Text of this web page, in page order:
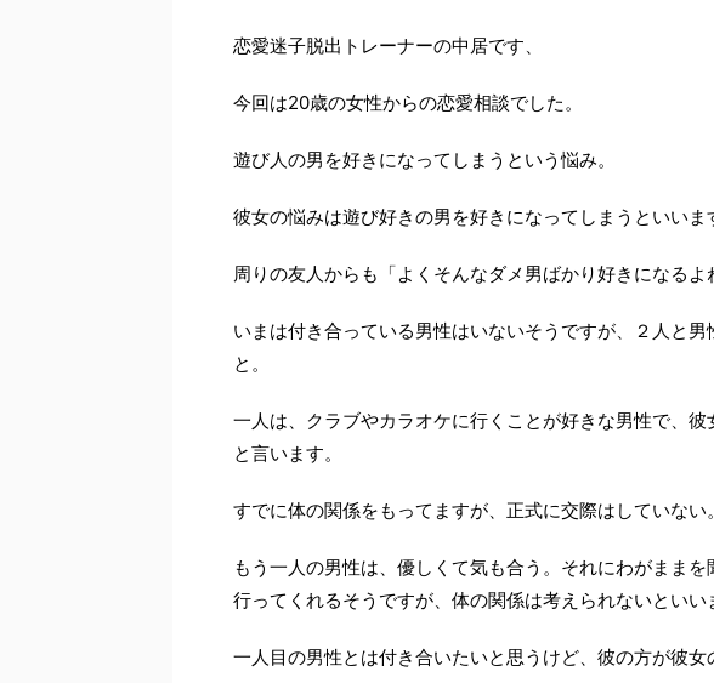
恋愛迷子脱出トレーナーの中居です、
今回は20歳の女性からの恋愛相談でした。
遊び人の男を好きになってしまうという悩み。
彼女の悩みは遊び好きの男を好きになってしまうといいま
周りの友人からも「よくそんなダメ男ばかり好きになるよ
いまは付き合っている男性はいないそうですが、２人と
と。
一人は、クラブやカラオケに行くことが好きな男性で、
と言います。
すでに体の関係をもってますが、正式に交際はしていない。
もう一人の男性は、優しくて気も合う。それにわがまま
行ってくれるそうですが、体の関係は考えられないといい
一人目の男性とは付き合いたいと思うけど、彼の方が彼